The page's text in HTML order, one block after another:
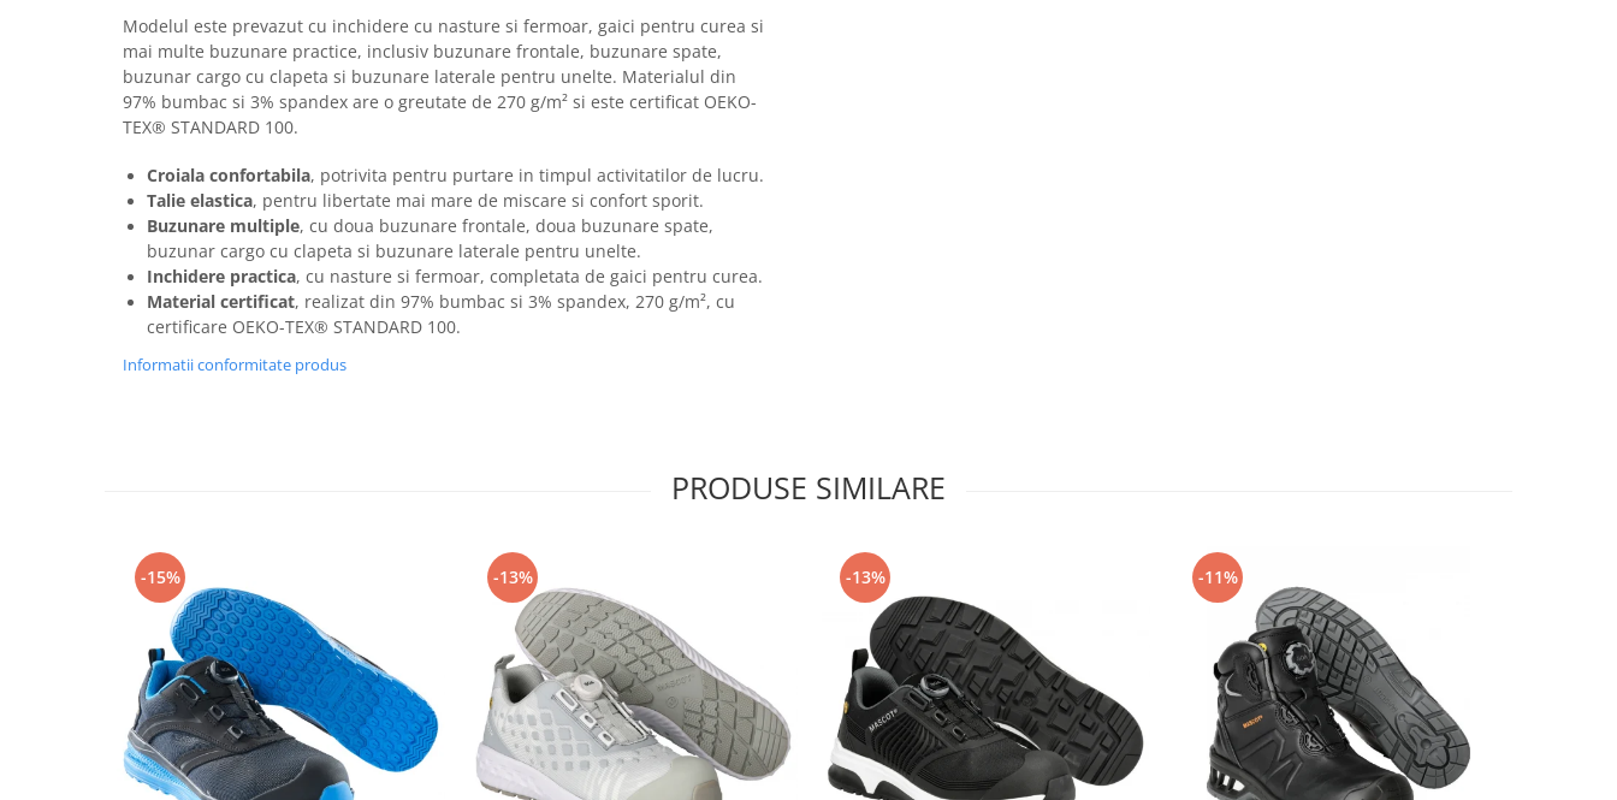
Curatenie si igiena
Produse Antibacteriene
Articole pentru baie
Articole pentru bucatarie
Hartie igienica, prosoape hartie si
Articole pentru rufe, casa,
geamuri, mobila
Articole pentru birou, suprafete,
Intretinere si odorizante masina
Caiete si blocnotesuri
Stampile, tusiere si tus
Protectia muncii si Imbracaminte
Bluze & Pulovere
Modelul este prevazut cu inchidere cu nasture si fermoar, gaici pentru curea si
mai multe buzunare practice, inclusiv buzunare frontale, buzunare spate,
buzunar cargo cu clapeta si buzunare laterale pentru unelte. Materialul din
97% bumbac si 3% spandex are o greutate de 270 g/m² si este certificat OEKO-
TEX® STANDARD 100.
Croiala confortabila, potrivita pentru purtare in timpul activitatilor de lucru.
Talie elastica, pentru libertate mai mare de miscare si confort sporit.
Buzunare multiple, cu doua buzunare frontale, doua buzunare spate,
buzunar cargo cu clapeta si buzunare laterale pentru unelte.
Inchidere practica, cu nasture si fermoar, completata de gaici pentru curea.
Material certificat, realizat din 97% bumbac si 3% spandex, 270 g/m², cu
certificare OEKO-TEX® STANDARD 100.
Informatii conformitate produs
PRODUSE SIMILARE
-15% -13% -13% -11%